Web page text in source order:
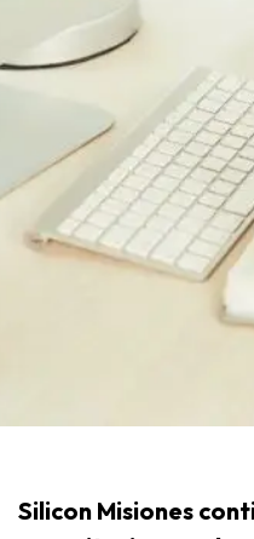
Silicon Misiones